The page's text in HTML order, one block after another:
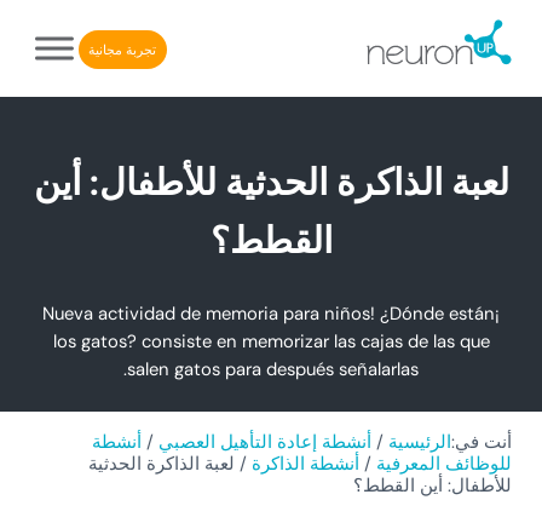
تجربة مجانية
لعبة الذاكرة الحدثية للأطفال: أين
القطط؟
¡Nueva actividad de memoria para niños! ¿Dónde están
los gatos? consiste en memorizar las cajas de las que
salen gatos para después señalarlas.
أنت في:الرئيسية / أنشطة إعادة التأهيل العصبي / أنشطة
للوظائف المعرفية / أنشطة الذاكرة / لعبة الذاكرة الحدثية
للأطفال: أين القطط؟